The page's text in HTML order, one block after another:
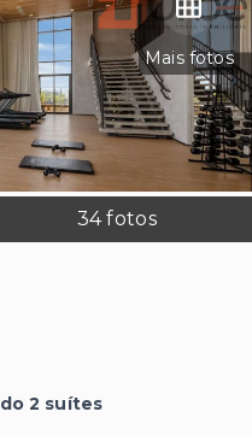
Mais fotos
34fotos
2 suítes